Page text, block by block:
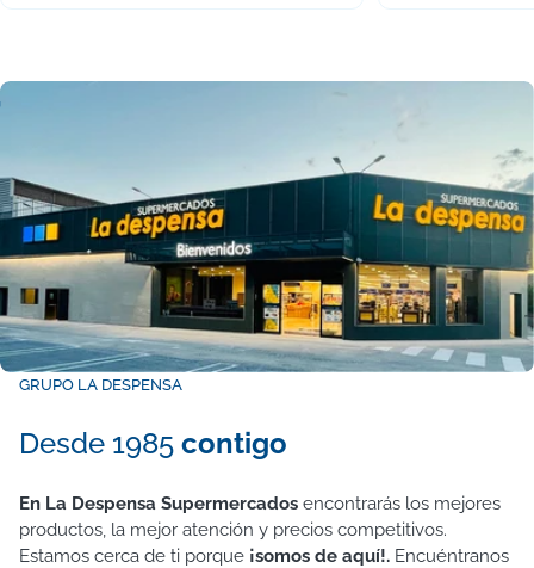
GRUPO LA DESPENSA
Desde 1985 contigo
En La Despensa Supermercados encontrarás los mejores
productos, la mejor atención y precios competitivos.
Estamos cerca de ti porque ¡somos de aquí!. Encuéntranos